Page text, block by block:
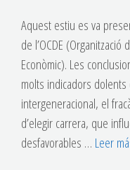
Aquest estiu es va
de l’OCDE
Econòmic). Les
molts indicadors
intergeneracional, el
d’elegir carrera, que
desfavorables … Leer